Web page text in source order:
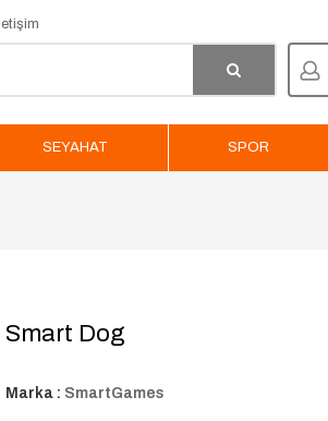
İletişim
SEYAHAT SPOR
Smart Dog
Marka : SmartGames